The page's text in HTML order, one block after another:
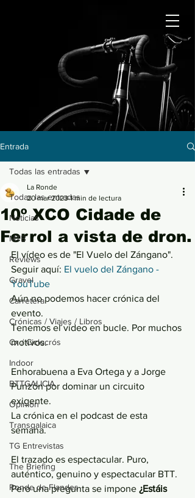
Entrada
Todas las entradas
Noticias
MTB
Reviews
Gravel
Carretera
Crónicas / Viajes / Libros
Cx / Ciclocrós
Indoor
BTTGALICIA
Opinión
Transgalaica
TG Entrevistas
The Briefing
Ronde de Flandes
Todas las entradas
10º XCO Cidade de
Ferrol a vista de dron.
La Ronde
20 mar 2023 1 min de lectura
El vídeo es de "El Vuelo del Zángano".
Seguir aquí: El vuelo del Zángano -
YouTube
Aún no podemos hacer crónica del
evento.
Tenemos el vídeo en bucle. Por muchos
motivos.
Enhorabuena a Eva Ortega y a Jorge
Punzón por dominar un circuito
exigente.
La crónica en el podcast de esta
semana.
El trazado es espectacular. Puro,
auténtico, genuino y espectacular BTT.
Pero una pregunta se impone ¿Estáis